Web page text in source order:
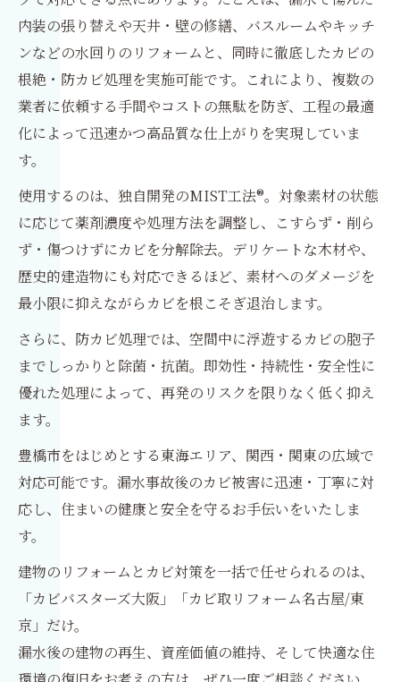
内装の張り替えや天井・壁の修繕、バスルームやキッチ
ンなどの水回りのリフォームと、同時に徹底したカビの
根絶・防カビ処理を実施可能です。これにより、複数の
業者に依頼する手間やコストの無駄を防ぎ、工程の最適
化によって迅速かつ高品質な仕上がりを実現していま
す。
使用するのは、独自開発のMIST工法®。対象素材の状態
に応じて薬剤濃度や処理方法を調整し、こすらず・削ら
ず・傷つけずにカビを分解除去。デリケートな木材や、
歴史的建造物にも対応できるほど、素材へのダメージを
最小限に抑えながらカビを根こそぎ退治します。
さらに、防カビ処理では、空間中に浮遊するカビの胞子
までしっかりと除菌・抗菌。即効性・持続性・安全性に
優れた処理によって、再発のリスクを限りなく低く抑え
ます。
豊橋市をはじめとする東海エリア、関西・関東の広域で
対応可能です。漏水事故後のカビ被害に迅速・丁寧に対
応し、住まいの健康と安全を守るお手伝いをいたしま
す。
建物のリフォームとカビ対策を一括で任せられるのは、
「カビバスターズ大阪」「カビ取リフォーム名古屋/東
京」だけ。
漏水後の建物の再生、資産価値の維持、そして快適な住